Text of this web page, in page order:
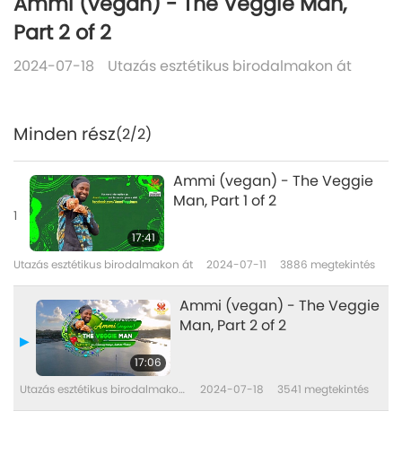
Part 2 of 2
2024-07-18 Utazás esztétikus birodalmakon át
Minden rész(2/2)
1
17:41
Ammi (vegan) - The Veggie
Man, Part 1 of 2
Utazás esztétikus birodalmakon át 2024-07-11 3886 megtekintés
17:06
Ammi (vegan) - The Veggie
Man, Part 2 of 2
Utazás esztétikus birodalmakon
2024-07-18 3541 megtekintés